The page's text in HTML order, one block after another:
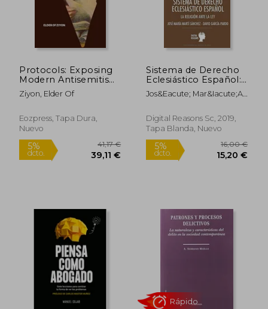
Protocols: Exposing
Modern Antisemitism
(en Inglés)
Ziyon, Elder Of
Eozpress, Tapa Dura,
Nuevo
Sistema de Derecho
Eclesiástico Español:
La Religión Ante la
ley
Jos&Eacute; Mar&Iacute;A
S&Aacute;Nchez,
Jos&Eacute; Mar&Iacute;A;
David Garc&Iacute;A-
Pardo
Digital Reasons Sc, 2019,
Tapa Blanda, Nuevo